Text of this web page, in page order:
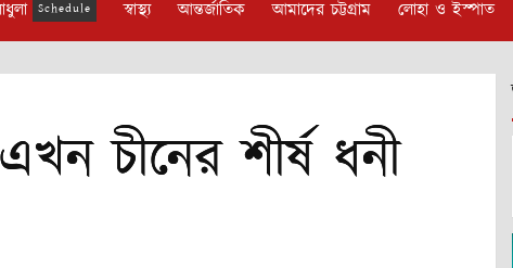
Schedule স্বাস্থ্য আন্তর্জাতিক আমাদের চট্টগ্রাম লোহা ও ইস্পাত
চীনের শীর্ষ ধনী